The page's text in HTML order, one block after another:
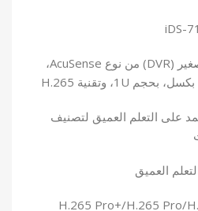
جهاز تسجيل فيديو رقمي صغير (DVR) من نوع AcuSense،
كشف الحركة 2.0 تعتمد على التعلم العميق لتصنيف
العميق